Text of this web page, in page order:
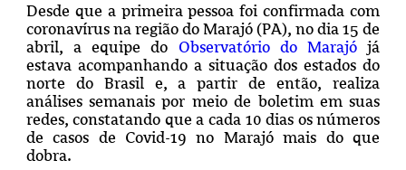
Desde que a primeira pessoa foi confirmada com
coronavírus na região do Marajó (PA), no dia 15 de
abril, a equipe do Observatório do Marajó já
estava acompanhando a situação dos estados do
norte do Brasil e, a partir de então, realiza
análises semanais por meio de boletim em suas
redes, constatando que a cada 10 dias os números
de casos de Covid-19 no Marajó mais do que
dobra.